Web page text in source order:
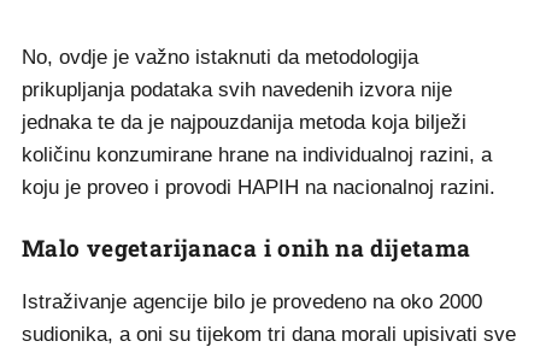
No, ovdje je važno istaknuti da metodologija
prikupljanja podataka svih navedenih izvora nije
jednaka te da je najpouzdanija metoda koja bilježi
količinu konzumirane hrane na individualnoj razini, a
koju je proveo i provodi HAPIH na nacionalnoj razini.
Malo vegetarijanaca i onih na dijetama
Istraživanje agencije bilo je provedeno na oko 2000
sudionika, a oni su tijekom tri dana morali upisivati sve